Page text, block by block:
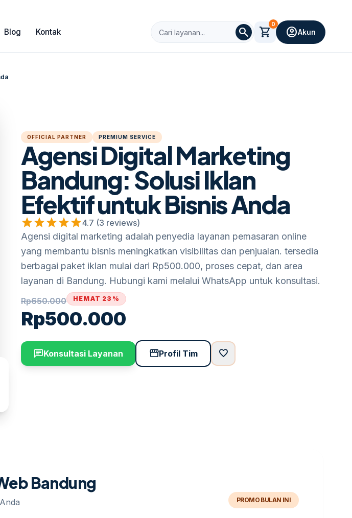
Blog Kontak search shopping_cart
0
account_circleAkun
OFFICIAL PARTNER PREMIUM SERVICE
Agensi Digital Marketing
Bandung: Solusi Iklan
Efektif untuk Bisnis Anda
starstarstarstarstar4.7 (3 reviews)
Agensi digital marketing adalah penyedia layanan pemasaran online
yang membantu bisnis meningkatkan visibilitas dan penjualan. tersedia
berbagai paket iklan mulai dari Rp500.000, proses cepat, dan area
layanan di Bandung. Hubungi kami melalui WhatsApp untuk konsultasi.
Rp650.000
Rp500.000
HEMAT 23%
chatKonsultasi Layanan storefrontProfil Tim favorite
Bandung
PROMO BULAN INI